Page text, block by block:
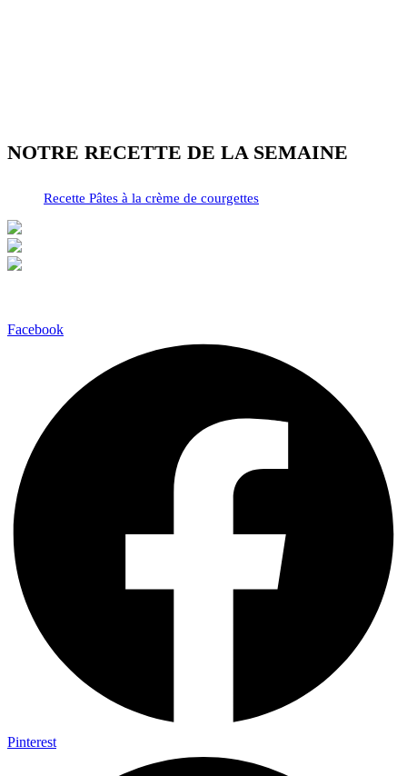
NOTRE RECETTE DE LA SEMAINE
Recette Pâtes à la crème de courgettes
Facebook
Pinterest